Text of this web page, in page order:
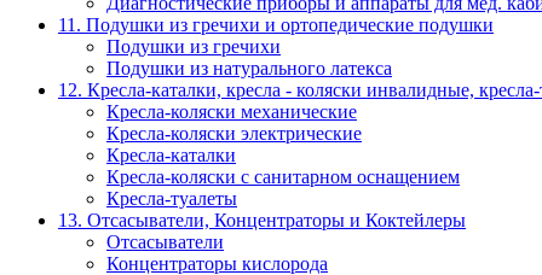
11. Подушки из гречихи и ортопедические подушки
Подушки из гречихи
Подушки из натурального латекса
12. Кресла-каталки, кресла - коляски инвалидные,
Кресла-коляски механические
Кресла-коляски электрические
Кресла-каталки
Кресла-коляски с санитарном оснащением
Кресла-туалеты
13. Отсасыватели, Концентраторы и Коктейлеры
Отсасыватели
Концентраторы кислорода